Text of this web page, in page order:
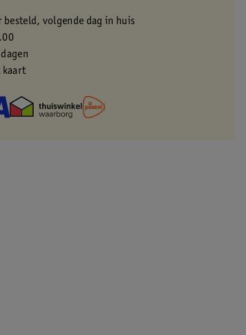
besteld, volgende dag in huis
kaart